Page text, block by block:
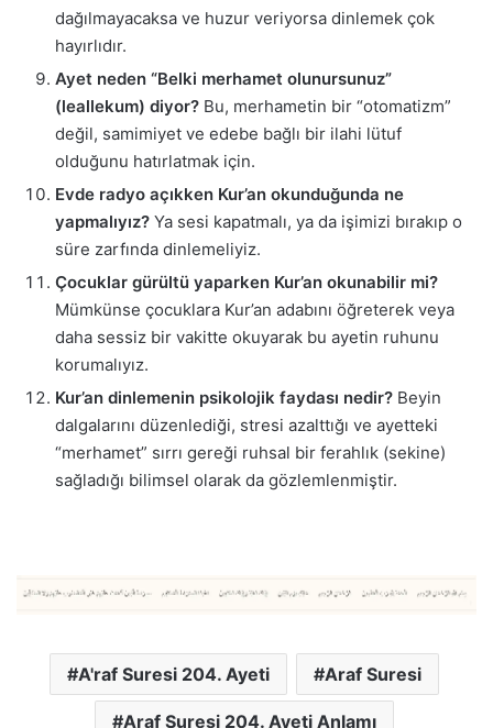
dağılmayacaksa ve huzur veriyorsa dinlemek çok
hayırlıdır.
Ayet neden “Belki merhamet olunursunuz”
(leallekum) diyor? Bu, merhametin bir “otomatizm”
değil, samimiyet ve edebe bağlı bir ilahi lütuf
olduğunu hatırlatmak için.
Evde radyo açıkken Kur’an okunduğunda ne
yapmalıyız? Ya sesi kapatmalı, ya da işimizi bırakıp o
süre zarfında dinlemeliyiz.
Çocuklar gürültü yaparken Kur’an okunabilir mi?
Mümkünse çocuklara Kur’an adabını öğreterek veya
daha sessiz bir vakitte okuyarak bu ayetin ruhunu
korumalıyız.
Kur’an dinlemenin psikolojik faydası nedir? Beyin
dalgalarını düzenlediği, stresi azalttığı ve ayetteki
“merhamet” sırrı gereği ruhsal bir ferahlık (sekine)
sağladığı bilimsel olarak da gözlemlenmiştir.
A'raf Suresi 204. Ayeti Araf Suresi
Araf Suresi 204. Ayeti Anlamı